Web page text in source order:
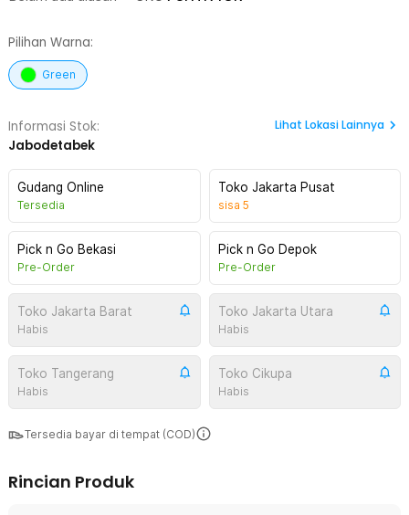
Pilihan Warna:
Green
Informasi Stok:
Jabodetabek
Lihat Lokasi Lainnya
Gudang Online
Tersedia
Toko Jakarta Pusat
sisa 5
Pick n Go Bekasi
Pre-Order
Pick n Go Depok
Pre-Order
Toko Jakarta Barat
Habis
Toko Jakarta Utara
Habis
Toko Tangerang
Habis
Toko Cikupa
Habis
Tersedia bayar di tempat (COD)
Rincian Produk